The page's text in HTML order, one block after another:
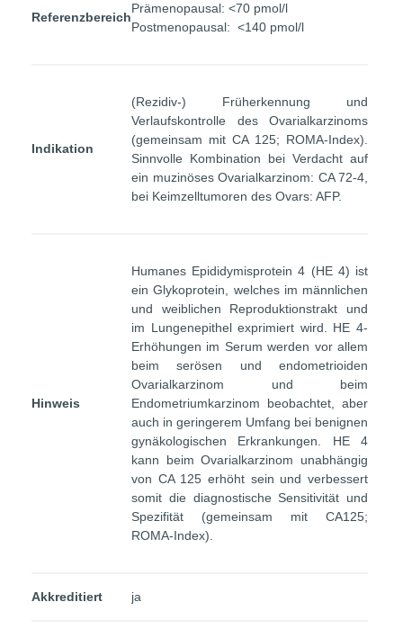
Referenzbereich
Prämenopausal: <70 pmol/l
Postmenopausal: <140 pmol/l
Indikation
(Rezidiv-) Früherkennung und
Verlaufskontrolle des Ovarialkarzinoms
(gemeinsam mit CA 125; ROMA-Index).
Sinnvolle Kombination bei Verdacht auf
ein muzinöses Ovarialkarzinom: CA 72-4,
bei Keimzelltumoren des Ovars: AFP.
Hinweis
Humanes Epididymisprotein 4 (HE 4) ist
ein Glykoprotein, welches im männlichen
und weiblichen Reproduktionstrakt und
im Lungenepithel exprimiert wird. HE 4-
Erhöhungen im Serum werden vor allem
beim serösen und endometrioiden
Ovarialkarzinom und beim
Endometriumkarzinom beobachtet, aber
auch in geringerem Umfang bei benignen
gynäkologischen Erkrankungen. HE 4
kann beim Ovarialkarzinom unabhängig
von CA 125 erhöht sein und verbessert
somit die diagnostische Sensitivität und
Spezifität (gemeinsam mit CA125;
ROMA-Index).
Akkreditiert ja